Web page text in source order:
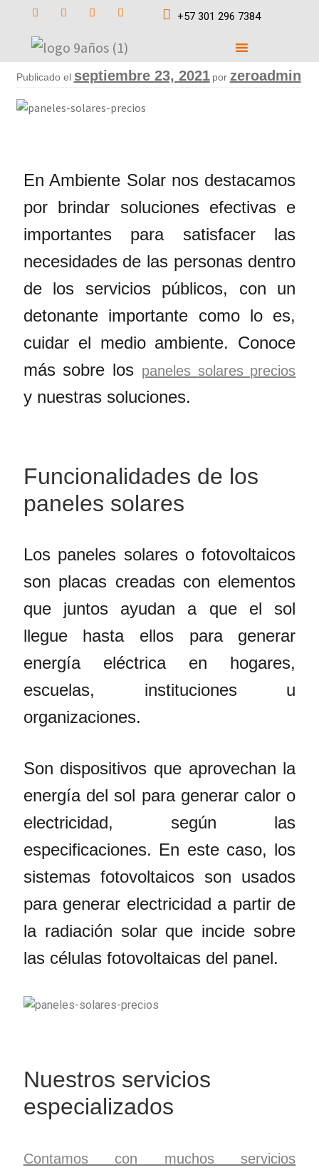
+57 301 296 7384
Publicado el septiembre 23, 2021 por zeroadmin
En Ambiente Solar nos destacamos
por brindar soluciones efectivas e
importantes para satisfacer las
necesidades de las personas dentro
de los servicios públicos, con un
detonante importante como lo es,
cuidar el medio ambiente. Conoce
más sobre los paneles solares precios
y nuestras soluciones.
Funcionalidades de los
paneles solares
Los paneles solares o fotovoltaicos
son placas creadas con elementos
que juntos ayudan a que el sol
llegue hasta ellos para generar
energía eléctrica en hogares,
escuelas, instituciones u
organizaciones.
Son dispositivos que aprovechan la
energía del sol para generar calor o
electricidad, según las
especificaciones. En este caso, los
sistemas fotovoltaicos son usados
para generar electricidad a partir de
la radiación solar que incide sobre
las células fotovoltaicas del panel.
Nuestros servicios
especializados
Contamos con muchos servicios